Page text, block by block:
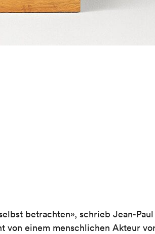
betrachten», schrieb Jean-
einem menschlichen Akteur